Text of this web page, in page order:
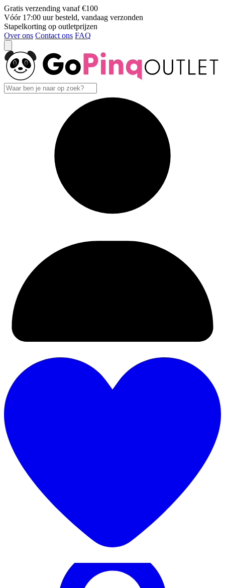
Gratis verzending vanaf €100
Vóór 17:00 uur besteld, vandaag verzonden
Stapelkorting op outletprijzen
Over ons Contact ons FAQ